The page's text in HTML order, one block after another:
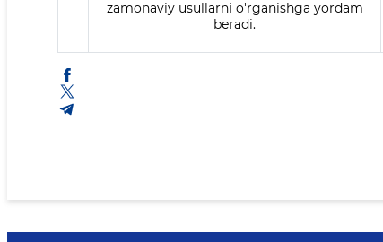
zamonaviy usullarni o'rganishga yordam
beradi.